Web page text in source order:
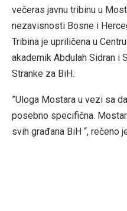
večeras javnu tribinu u
nezavisnosti Bosne i
Tribina je upriličena u
akademik Abdulah Sidran i
Stranke za BiH.
”Uloga Mostara u vezi sa
posebno specifična.
svih građana BiH “, rečeno